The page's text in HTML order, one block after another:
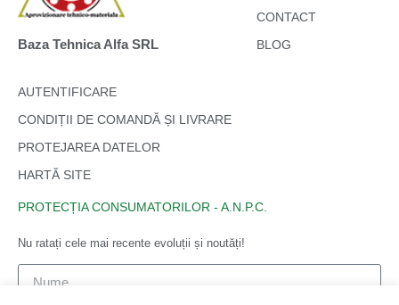
Baza Tehnica Alfa SRL
CONTACT
BLOG
AUTENTIFICARE
CONDIȚII DE COMANDĂ ȘI LIVRARE
PROTEJAREA DATELOR
HARTĂ SITE
PROTECȚIA CONSUMATORILOR - A.N.P.C.
Nu ratați cele mai recente evoluții și noutăți!